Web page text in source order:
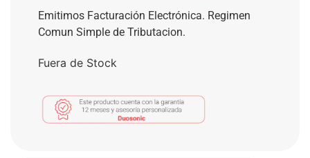
Emitimos Facturación Electrónica. Regimen
Comun Simple de Tributacion.
Fuera de Stock